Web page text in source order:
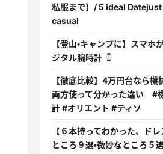
私服まで】/ 5 ideal
casual
【登山・キャンプに】スマ
ジタル腕時計
【徹底比較】4万円台なら
両方使って分かった違い #
計 #オリエント #ティソ
【６本持ってわかった、ド
ところ９選・微妙なところ５選